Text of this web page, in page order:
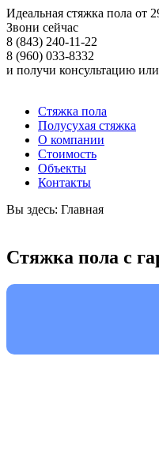
Идеальная стяжка пола от
Звони сейчас
8 (843) 240-11-22
8 (960) 033-8332
и получи консультацию
Стяжка пола
Полусухая стяжка
О компании
Стоимость
Объекты
Контакты
Вы здесь: Главная
Стяжка пола с